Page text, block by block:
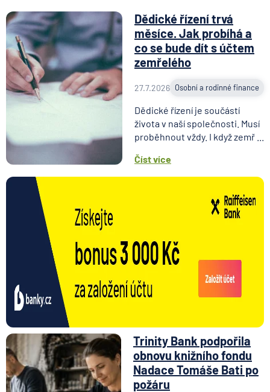
Dědické řízení trvá
měsíce. Jak probíhá a
co se bude dít s účtem
zemřelého
27.7.2026 Osobní a rodinné finance
Dědické řízení je součástí
života v naší společnosti. Musí
proběhnout vždy. I když zemř ...
Číst více
Trinity Bank podpořila
obnovu knižního fondu
Nadace Tomáše Bati po
požáru